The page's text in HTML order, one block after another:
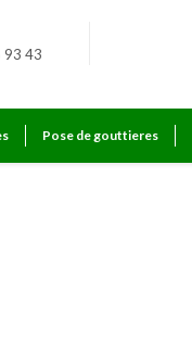
93 43
Pose de gouttieres